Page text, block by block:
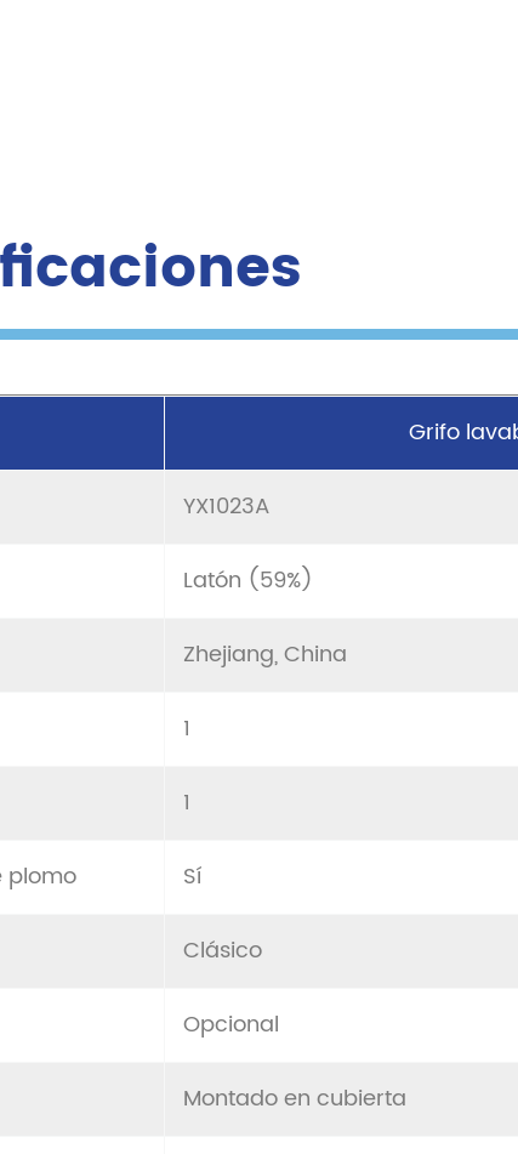
Grifo
YX1023A
Latón (59%)
Zhejiang, China
1
1
plomo Sí
Clásico
Opcional
Montado en cubierta